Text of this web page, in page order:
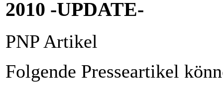
2010 -UPDATE-
PNP Artikel
Folgende Presseartikel